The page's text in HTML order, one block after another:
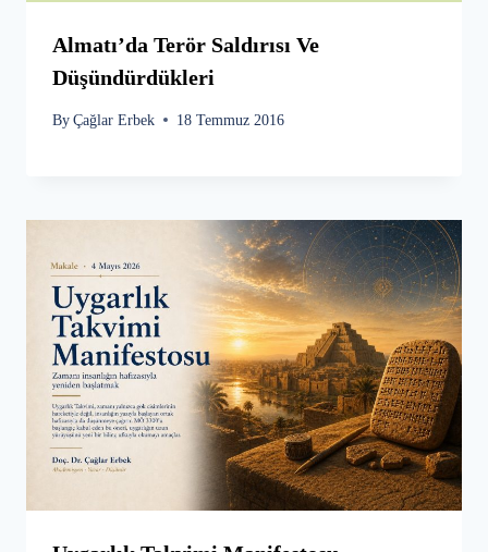
Almatı’da Terör Saldırısı Ve
Düşündürdükleri
By Çağlar Erbek 18 Temmuz 2016